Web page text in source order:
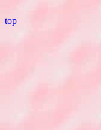
top